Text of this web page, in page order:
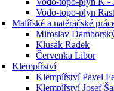
Vodo-topo-plyn
Malířské a natěračské
Miroslav
Klusák Radek
Červenka Libor
Klempířství
Klempířství Pavel
Klempířství Josef